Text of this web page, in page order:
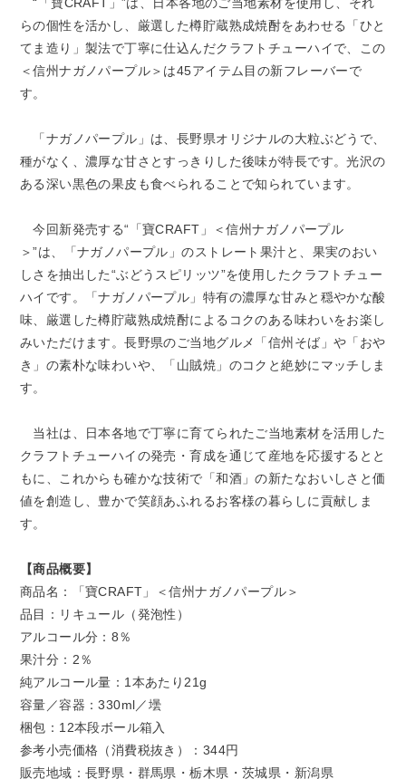
らの個性を活かし、厳選した樽貯蔵熟成焼酎をあわせる「ひと
てま造り」製法で丁寧に仕込んだクラフトチューハイで、この
＜信州ナガノパープル＞は45アイテム目の新フレーバーで
す。
「ナガノパープル」は、長野県オリジナルの大粒ぶどうで、
種がなく、濃厚な甘さとすっきりした後味が特長です。光沢の
ある深い黒色の果皮も食べられることで知られています。
今回新発売する“「寶CRAFT」＜信州ナガノパープル
＞”は、「ナガノパープル」のストレート果汁と、果実のおい
しさを抽出した“ぶどうスピリッツ”を使用したクラフトチュー
ハイです。「ナガノパープル」特有の濃厚な甘みと穏やかな酸
味、厳選した樽貯蔵熟成焼酎によるコクのある味わいをお楽し
みいただけます。長野県のご当地グルメ「信州そば」や「おや
き」の素朴な味わいや、「山賊焼」のコクと絶妙にマッチしま
す。
当社は、日本各地で丁寧に育てられたご当地素材を活用した
クラフトチューハイの発売・育成を通じて産地を応援するとと
もに、これからも確かな技術で「和酒」の新たなおいしさと価
値を創造し、豊かで笑顔あふれるお客様の暮らしに貢献しま
す。
【商品概要】
商品名：「寶CRAFT」＜信州ナガノパープル＞
品目：リキュール（発泡性）
アルコール分：8％
果汁分：2％
純アルコール量：1本あたり21g
容量／容器：330ml／壜
梱包：12本段ボール箱入
参考小売価格（消費税抜き）：344円
販売地域：長野県・群馬県・栃木県・茨城県・新潟県